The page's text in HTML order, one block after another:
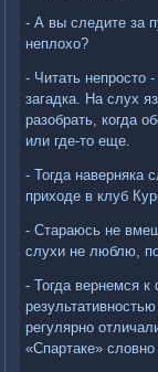
- А вы следите за
неплохо?
- Читать непросто
загадка. На слух
разобрать, когда
или где-то еще.
- Тогда наверняка
приходе в клуб
- Стараюсь не
слухи не люблю,
- Тогда вернемся
регулярно
«Спартаке» словно